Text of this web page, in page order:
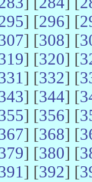
] [296] [
] [308] [
] [320] [
] [332] [
] [344] [
] [356] [
] [368] [
] [380] [
] [392] [